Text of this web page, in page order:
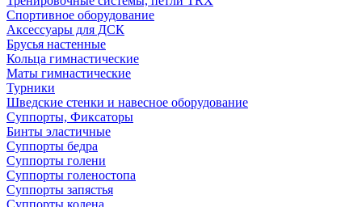
Спортивное оборудование
Аксессуары для ДСК
Брусья настенные
Кольца гимнастические
Маты гимнастические
Турники
Шведские стенки и навесное оборудование
Суппорты, Фиксаторы
Бинты эластичные
Суппорты бедра
Суппорты голени
Суппорты голеностопа
Суппорты запястья
Суппорты колена